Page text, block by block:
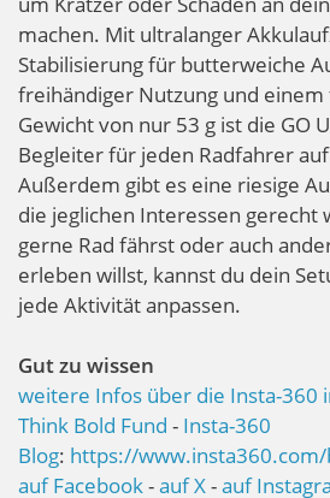
machen. Mit ultralanger
Stabilisierung für butterweiche
freihändiger Nutzung und
Gewicht von nur 53 g ist die GO
Begleiter für jeden Radfahrer
Außerdem gibt es eine riesige
die jeglichen Interessen gerecht
gerne Rad fährst oder auch
erleben willst, kannst du dein
jede Aktivität anpassen.
Gut zu wissen
weitere Infos über die Insta-360
Think Bold Fund - Insta-360
Blog: https://www.insta360.com/
auf Facebook-auf X-auf